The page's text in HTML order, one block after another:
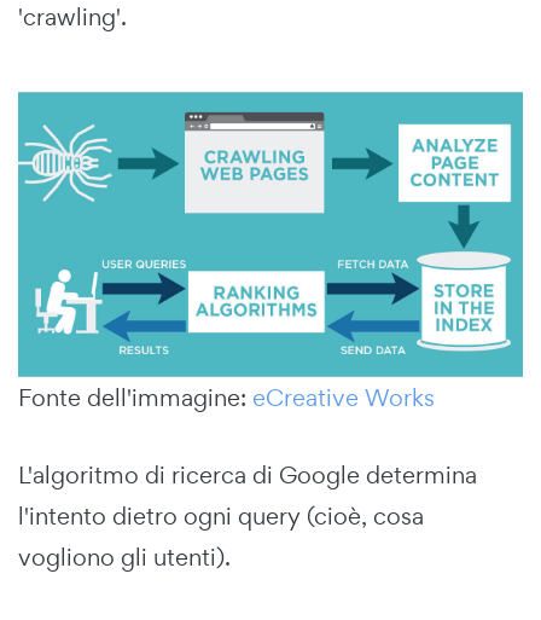
'crawling'.
Fonte dell'immagine: eCreative Works
L'algoritmo di ricerca di Google determina
l'intento dietro ogni query (cioè, cosa
vogliono gli utenti).